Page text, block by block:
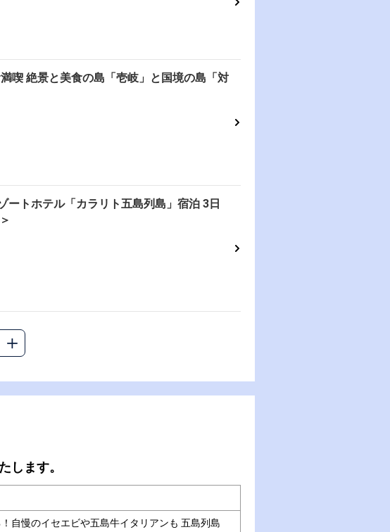
喫 絶景と美食の島「壱岐」と国境の島「対
ートホテル「カラリト五島列島」宿泊 3日
します。
自慢のイセエビや五島牛イタリアンも 五島列島